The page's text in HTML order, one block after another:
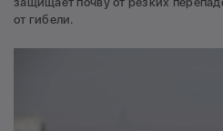
от гибели.